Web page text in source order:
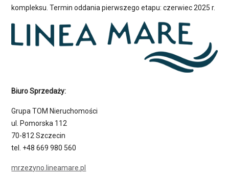
kompleksu. Termin oddania pierwszego etapu: czerwiec 2025 r.
Biuro Sprzedaży:
Grupa TOM Nieruchomości
ul. Pomorska 112
70-812 Szczecin
tel. +48 669 980 560
mrzezyno.lineamare.pl